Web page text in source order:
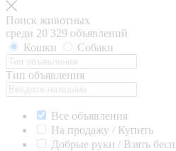
Поиск животных
среди 20 329 объявлений
Кошки
Собаки
Тип объявления
Все объявления
На продажу / Купить
Добрые руки / Взять